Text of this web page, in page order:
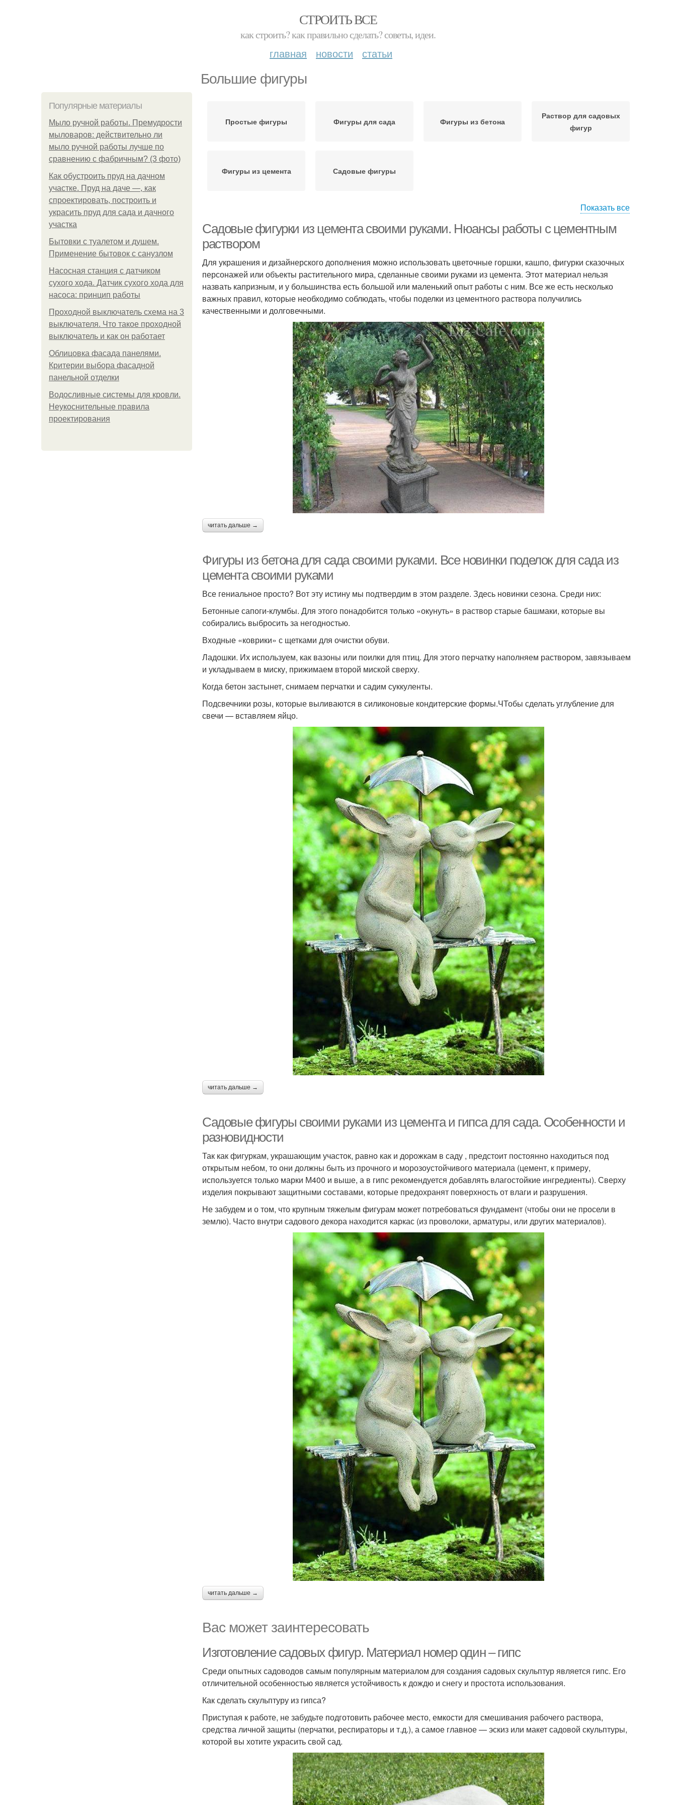
СТРОИТЬ ВСЕ
как строить? как правильно сделать? советы, идеи.
главная новости статьи
Большие фигуры
Популярные материалы
Мыло ручной работы. Премудрости
мыловаров: действительно ли
мыло ручной работы лучше по
сравнению с фабричным? (3 фото)
Как обустроить пруд на дачном
участке. Пруд на даче —, как
спроектировать, построить и
украсить пруд для сада и дачного
участка
Бытовки с туалетом и душем.
Применение бытовок с санузлом
Насосная станция с датчиком
сухого хода. Датчик сухого хода для
насоса: принцип работы
Проходной выключатель схема на 3
выключателя. Что такое проходной
выключатель и как он работает
Облицовка фасада панелями.
Критерии выбора фасадной
панельной отделки
Водосливные системы для кровли.
Неукоснительные правила
проектирования
Простые фигуры Фигуры для сада Фигуры из бетона
Раствор для садовых
фигур
Фигуры из цемента Садовые фигуры
Показать все
Садовые фигурки из цемента своими руками. Нюансы работы с цементным
раствором
Для украшения и дизайнерского дополнения можно использовать цветочные горшки, кашпо, фигурки сказочных
персонажей или объекты растительного мира, сделанные своими руками из цемента. Этот материал нельзя
назвать капризным, и у большинства есть большой или маленький опыт работы с ним. Все же есть несколько
важных правил, которые необходимо соблюдать, чтобы поделки из цементного раствора получились
качественными и долговечными.
читать дальше →
Фигуры из бетона для сада своими руками. Все новинки поделок для сада из
цемента своими руками
Все гениальное просто? Вот эту истину мы подтвердим в этом разделе. Здесь новинки сезона. Среди них:
Бетонные сапоги-клумбы. Для этого понадобится только «окунуть» в раствор старые башмаки, которые вы
собирались выбросить за негодностью.
Входные «коврики» с щетками для очистки обуви.
Ладошки. Их используем, как вазоны или поилки для птиц. Для этого перчатку наполняем раствором, завязываем
и укладываем в миску, прижимаем второй миской сверху.
Когда бетон застынет, снимаем перчатки и садим суккуленты.
Подсвечники розы, которые выливаются в силиконовые кондитерские формы.ЧТобы сделать углубление для
свечи — вставляем яйцо.
читать дальше →
Садовые фигуры своими руками из цемента и гипса для сада. Особенности и
разновидности
Так как фигуркам, украшающим участок, равно как и дорожкам в саду , предстоит постоянно находиться под
открытым небом, то они должны быть из прочного и морозоустойчивого материала (цемент, к примеру,
используется только марки М400 и выше, а в гипс рекомендуется добавлять влагостойкие ингредиенты). Сверху
изделия покрывают защитными составами, которые предохранят поверхность от влаги и разрушения.
Не забудем и о том, что крупным тяжелым фигурам может потребоваться фундамент (чтобы они не просели в
землю). Часто внутри садового декора находится каркас (из проволоки, арматуры, или других материалов).
читать дальше →
Вас может заинтересовать
Изготовление садовых фигур. Материал номер один – гипс
Среди опытных садоводов самым популярным материалом для создания садовых скульптур является гипс. Его
отличительной особенностью является устойчивость к дождю и снегу и простота использования.
Как сделать скульптуру из гипса?
Приступая к работе, не забудьте подготовить рабочее место, емкости для смешивания рабочего раствора,
средства личной защиты (перчатки, респираторы и т.д.), а самое главное — эскиз или макет садовой скульптуры,
которой вы хотите украсить свой сад.